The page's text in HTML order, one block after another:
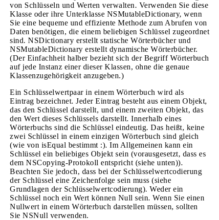
von Schlüsseln und Werten verwalten. Verwenden Sie diese
Klasse oder ihre Unterklasse NSMutableDictionary, wenn
Sie eine bequeme und effiziente Methode zum Abrufen von
Daten benötigen, die einem beliebigen Schlüssel zugeordnet
sind. NSDictionary erstellt statische Wörterbücher und
NSMutableDictionary erstellt dynamische Wörterbücher.
(Der Einfachheit halber bezieht sich der Begriff Wörterbuch
auf jede Instanz einer dieser Klassen, ohne die genaue
Klassenzugehörigkeit anzugeben.)
Ein Schlüsselwertpaar in einem Wörterbuch wird als
Eintrag bezeichnet. Jeder Eintrag besteht aus einem Objekt,
das den Schlüssel darstellt, und einem zweiten Objekt, das
den Wert dieses Schlüssels darstellt. Innerhalb eines
Wörterbuchs sind die Schlüssel eindeutig. Das heißt, keine
zwei Schlüssel in einem einzigen Wörterbuch sind gleich
(wie von isEqual bestimmt :). Im Allgemeinen kann ein
Schlüssel ein beliebiges Objekt sein (vorausgesetzt, dass es
dem NSCopying-Protokoll entspricht (siehe unten)).
Beachten Sie jedoch, dass bei der Schlüsselwertcodierung
der Schlüssel eine Zeichenfolge sein muss (siehe
Grundlagen der Schlüsselwertcodierung). Weder ein
Schlüssel noch ein Wert können Null sein. Wenn Sie einen
Nullwert in einem Wörterbuch darstellen müssen, sollten
Sie NSNull verwenden.